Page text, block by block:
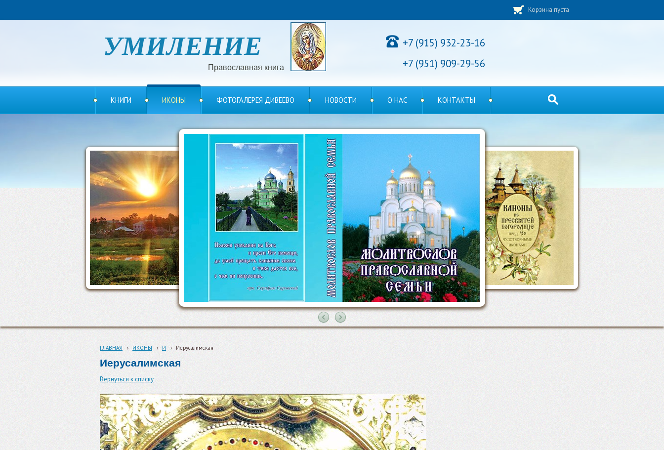
Корзина пуста
УМИЛЕНИЕ
Православная книга
+7 (915) 932-23-16
+7 (951) 909-29-56
КНИГИ ИКОНЫ ФОТОГАЛЕРЕЯ ДИВЕЕВО НОВОСТИ О НАС КОНТАКТЫ
ГЛАВНАЯ › ИКОНЫ › И › Иерусалимская
Иерусалимская
Вернуться к списку